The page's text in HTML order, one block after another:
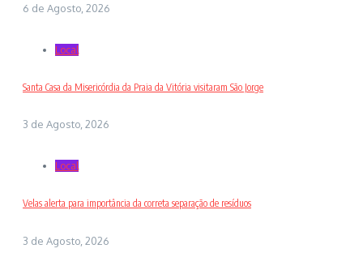
6 de Agosto, 2026
Local
Santa Casa da Misericórdia da Praia da Vitória visitaram São Jorge
3 de Agosto, 2026
Local
Velas alerta para importância da correta separação de resíduos
3 de Agosto, 2026